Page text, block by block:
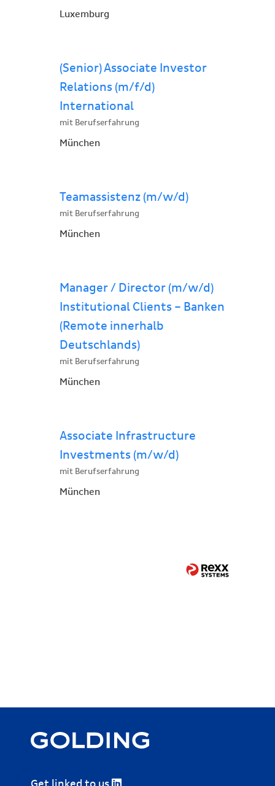
Luxemburg
(Senior) Associate Investor
Relations (m/f/d)
International
mit Berufserfahrung
München
Teamassistenz (m/w/d)
mit Berufserfahrung
München
Manager / Director (m/w/d)
Institutional Clients – Banken
(Remote innerhalb
Deutschlands)
mit Berufserfahrung
München
Associate Infrastructure
Investments (m/w/d)
mit Berufserfahrung
München